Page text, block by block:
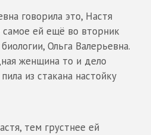
говорила это, Настя
самое ей ещё во вторник
Ольга Валерьевна.
женщина то и дело
из стакана настойку
тем грустнее ей